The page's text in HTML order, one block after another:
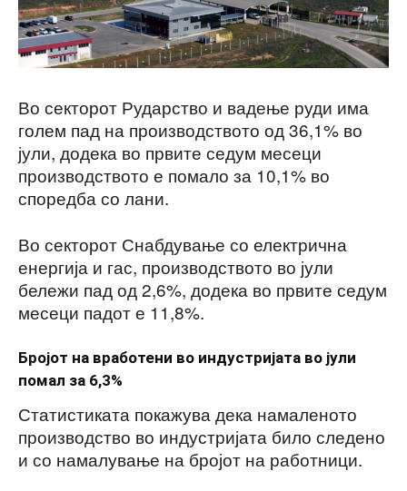
Во секторот Рударство и вадење руди има
голем пад на производството од 36,1% во
јули, додека во првите седум месеци
производството е помало за 10,1% во
споредба со лани.
Во секторот Снабдување со електрична
енергија и гас, производството во јули
бележи пад од 2,6%, додека во првите седум
месеци падот е 11,8%.
Бројот на вработени во индустријата во јули
помал за 6,3%
Статистиката покажува дека намаленото
производство во индустријата било следено
и со намалување на бројот на работници.